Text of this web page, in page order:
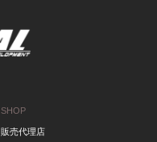
SHOP
販売代理店